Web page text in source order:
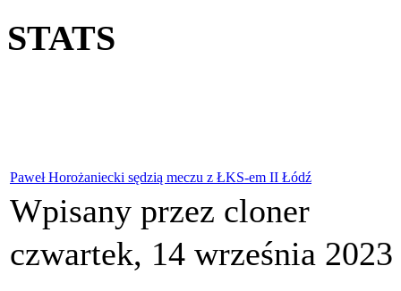
STATS
Paweł Horożaniecki sędzią meczu z ŁKS-em II Łódź
Wpisany przez cloner
czwartek, 14 września